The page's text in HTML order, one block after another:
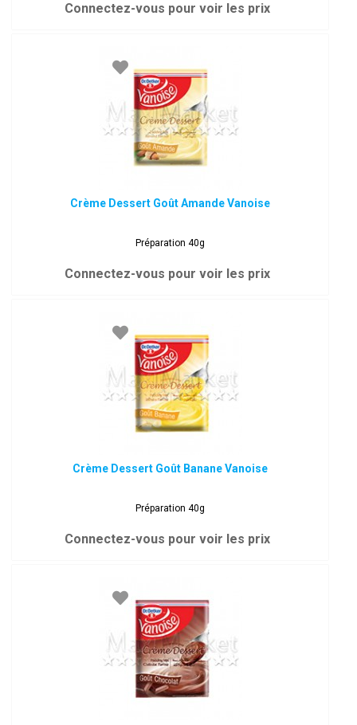
Connectez-vous pour voir les prix
Crème Dessert Goût Amande Vanoise
Préparation 40g
Connectez-vous pour voir les prix
Crème Dessert Goût Banane Vanoise
Préparation 40g
Connectez-vous pour voir les prix